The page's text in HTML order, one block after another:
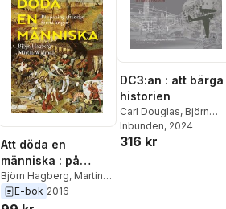
Att döda en
människa : på
spaning efter det
första kriget
Björn Hagberg, Martin
Widman
E-bok 2016
DC3:an : att bärga
historien
Carl Douglas, Björn
Hagberg, Martin
Widman
Inbunden, 2024
316 kr